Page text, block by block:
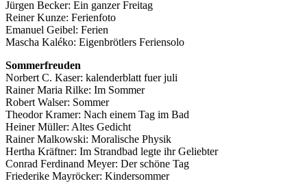
Jürgen Becker: Ein ganzer Freitag
Reiner Kunze: Ferienfoto
Emanuel Geibel: Ferien
Mascha Kaléko: Eigenbrötlers Feriensolo
Sommerfreuden
Norbert C. Kaser: kalenderblatt fuer juli
Rainer Maria Rilke: Im Sommer
Robert Walser: Sommer
Theodor Kramer: Nach einem Tag im Bad
Heiner Müller: Altes Gedicht
Rainer Malkowski: Moralische Physik
Hertha Kräftner: Im Strandbad legte ihr Geliebter
Conrad Ferdinand Meyer: Der schöne Tag
Friederike Mayröcker: Kindersommer